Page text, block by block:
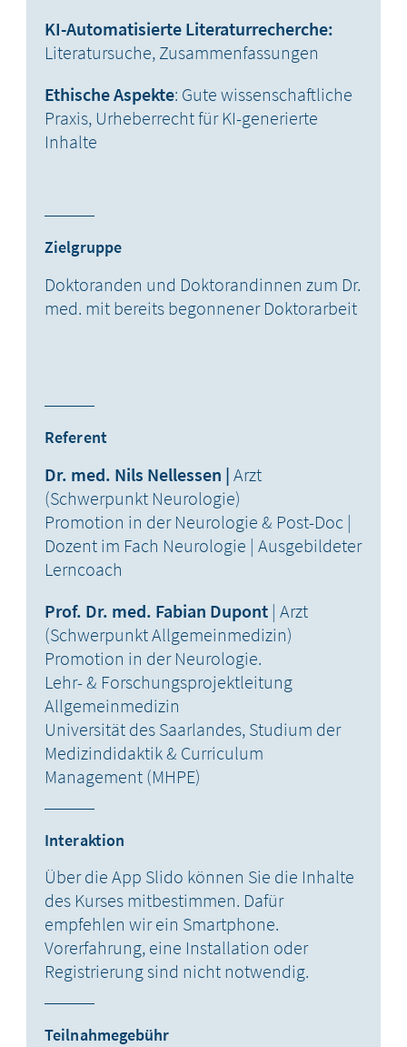
KI-Automatisierte Literaturrecherche:
Literatursuche, Zusammenfassungen
Ethische Aspekte: Gute wissenschaftliche
Praxis, Urheberrecht für KI-generierte
Inhalte
Zielgruppe
Doktoranden und Doktorandinnen zum Dr.
med. mit bereits begonnener Doktorarbeit
Referent
Dr. med. Nils Nellessen |Arzt
(Schwerpunkt Neurologie)
Promotion in der Neurologie & Post-Doc |
Dozent im Fach Neurologie | Ausgebildeter
Lerncoach
Prof. Dr. med. Fabian Dupont | Arzt
(Schwerpunkt Allgemeinmedizin)
Promotion in der Neurologie.
Lehr- & Forschungsprojektleitung
Allgemeinmedizin
Universität des Saarlandes, Studium der
Medizindidaktik & Curriculum
Management (MHPE)
Interaktion
Über die App Slido können Sie die Inhalte
des Kurses mitbestimmen. Dafür
empfehlen wir ein Smartphone.
Vorerfahrung, eine Installation oder
Registrierung sind nicht notwendig.
Teilnahmegebühr